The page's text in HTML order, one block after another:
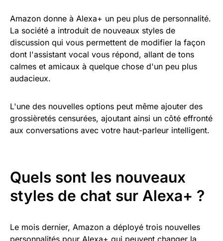
Amazon donne à Alexa+ un peu plus de personnalité.
La société a introduit de nouveaux styles de
discussion qui vous permettent de modifier la façon
dont l'assistant vocal vous répond, allant de tons
calmes et amicaux à quelque chose d'un peu plus
audacieux.
L'une des nouvelles options peut même ajouter des
grossièretés censurées, ajoutant ainsi un côté effronté
aux conversations avec votre haut-parleur intelligent.
Quels sont les nouveaux
styles de chat sur Alexa+ ?
Le mois dernier, Amazon a déployé trois nouvelles
personnalités pour Alexa+ qui peuvent changer la